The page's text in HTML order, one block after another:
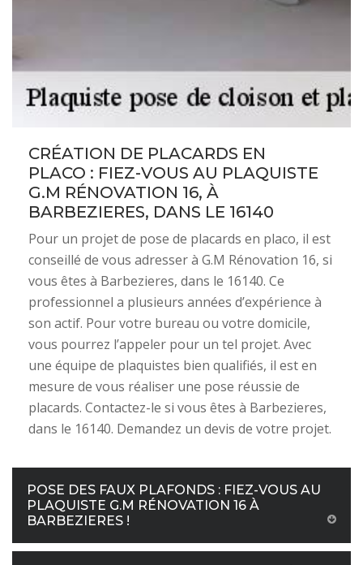
CRÉATION DE PLACARDS EN
PLACO : FIEZ-VOUS AU PLAQUISTE
G.M RÉNOVATION 16, À
BARBEZIERES, DANS LE 16140
Pour un projet de pose de placards en placo, il est
conseillé de vous adresser à G.M Rénovation 16, si
vous êtes à Barbezieres, dans le 16140. Ce
professionnel a plusieurs années d’expérience à
son actif. Pour votre bureau ou votre domicile,
vous pourrez l’appeler pour un tel projet. Avec
une équipe de plaquistes bien qualifiés, il est en
mesure de vous réaliser une pose réussie de
placards. Contactez-le si vous êtes à Barbezieres,
dans le 16140. Demandez un devis de votre projet.
POSE DES FAUX PLAFONDS : FIEZ-VOUS AU
PLAQUISTE G.M RÉNOVATION 16 À
BARBEZIERES !